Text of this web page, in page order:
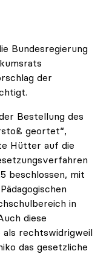
Bundesregierung
der
Bestellung des
geortet“,
Hütter auf die
beschlossen, mit
in
diese
als rechtswidrigweil
das gesetzliche